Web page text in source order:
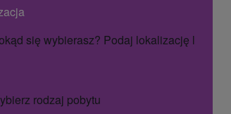
się wybierasz? Podaj lokalizację lub
rodzaj pobytu